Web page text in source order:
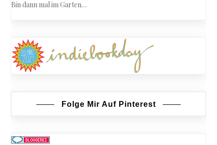
Bin dann mal im Garten…
Folge Mir Auf Pinterest